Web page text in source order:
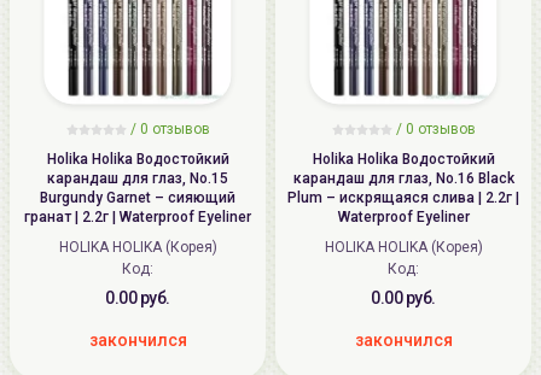
/ 0 отзывов
Holika Holika Водостойкий
карандаш для глаз, No.15
Burgundy Garnet – сияющий
гранат | 2.2г | Waterproof Eyeliner
HOLIKA HOLIKA (Корея)
Код:
0.00 руб.
закончился
/ 0 отзывов
Holika Holika Водостойкий
карандаш для глаз, No.16 Black
Plum – искрящаяся слива | 2.2г |
Waterproof Eyeliner
HOLIKA HOLIKA (Корея)
Код:
0.00 руб.
закончился